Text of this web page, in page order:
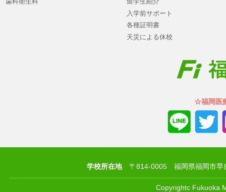
入学前サポート
各種証明書
天災による休校
☆福岡医
学校所在地〒814-0005 福岡県福岡市早
Copyrightc Fukuoka